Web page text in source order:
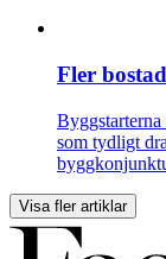
Fler
som tydligt
Visa fler artiklar